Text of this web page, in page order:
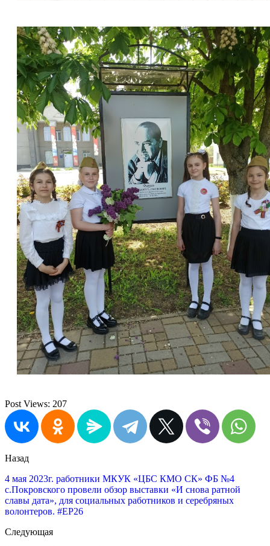
Post Views: 207
Назад
4 мая 2023г. работники МКУК «ЦБС КМО СК» ФБ №4
с.Покровского провели обзор выставки «И снова ратной
славы дата», для социальных работников и серебряных
волонтеров. #ЕР26
Следующая